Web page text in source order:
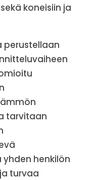
koneisiin ja
perustellaan
tarvitaan
henkilön
turvaa